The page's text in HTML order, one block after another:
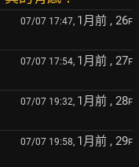
07/07 17:47, 1月前 , 26F
07/07 17:54, 1月前 , 27F
07/07 19:32, 1月前 , 28F
07/07 19:58, 1月前 , 29F